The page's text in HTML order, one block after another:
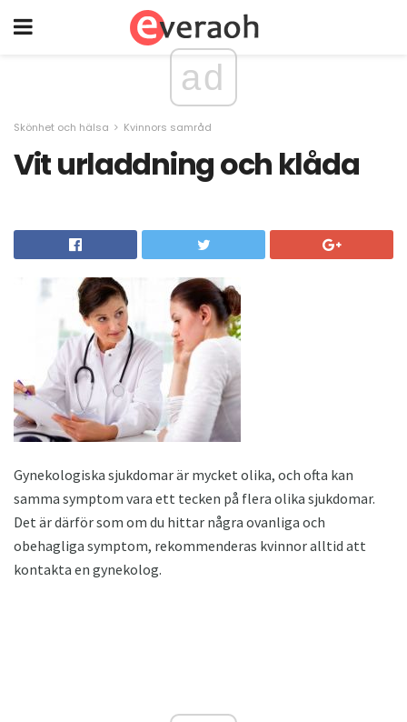
ad
Skönhet och hälsa Kvinnors samråd
Vit urladdning och klåda
Gynekologiska sjukdomar är mycket olika, och ofta kan
samma symptom vara ett tecken på flera olika sjukdomar.
Det är därför som om du hittar några ovanliga och
obehagliga symptom, rekommenderas kvinnor alltid att
kontakta en gynekolog.